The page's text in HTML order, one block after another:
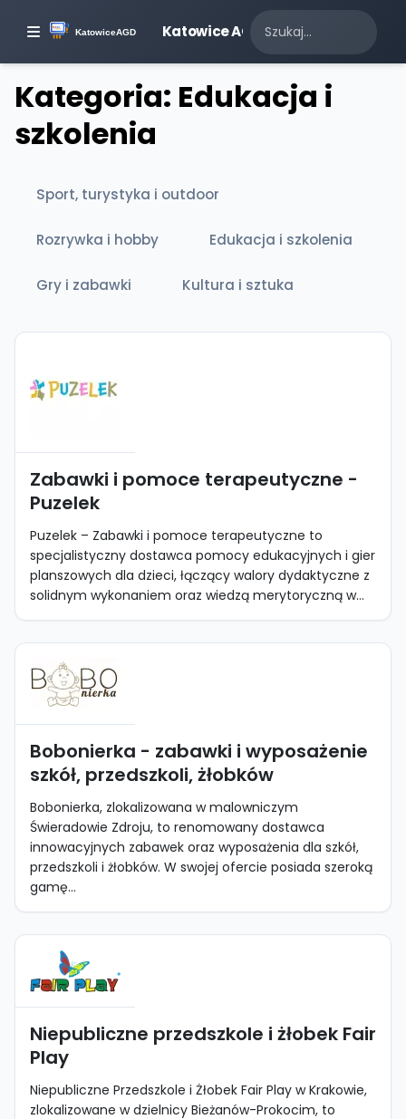
Katowice AGD
Kategoria: Edukacja i
szkolenia
Sport, turystyka i outdoor
Rozrywka i hobby Edukacja i szkolenia
Gry i zabawki Kultura i sztuka
Zabawki i pomoce terapeutyczne -
Puzelek
Puzelek – Zabawki i pomoce terapeutyczne to
specjalistyczny dostawca pomocy edukacyjnych i gier
planszowych dla dzieci, łączący walory dydaktyczne z
solidnym wykonaniem oraz wiedzą merytoryczną w...
Bobonierka - zabawki i wyposażenie
szkół, przedszkoli, żłobków
Bobonierka, zlokalizowana w malowniczym
Świeradowie Zdroju, to renomowany dostawca
innowacyjnych zabawek oraz wyposażenia dla szkół,
przedszkoli i żłobków. W swojej ofercie posiada szeroką
gamę...
Niepubliczne przedszkole i żłobek Fair
Play
Niepubliczne Przedszkole i Żłobek Fair Play w Krakowie,
zlokalizowane w dzielnicy Bieżanów-Prokocim, to